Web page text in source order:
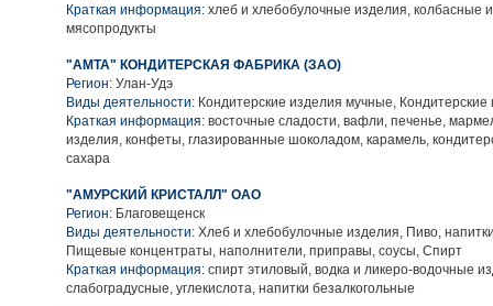
Краткая информация: хлеб и хлебобулочные изделия, колбасные
мясопродукты
"АМТА" КОНДИТЕРСКАЯ ФАБРИКА (ЗАО)
Регион: Улан-Удэ
Виды деятельности: Кондитерские изделия мучные,
Краткая информация: восточные сладости, вафли, печенье,
изделия, конфеты, глазированные шоколадом, карамель,
сахара
"АМУРСКИЙ КРИСТАЛЛ" ОАО
Регион: Благовещенск
Виды деятельности: Хлеб и хлебобулочные изделия, Пиво,
Пищевые концентраты, наполнители, приправы, соусы, Спирт
Краткая информация: спирт этиловый, водка и ликеро-водочные
слабоградусные, углекислота, напитки безалкогольные